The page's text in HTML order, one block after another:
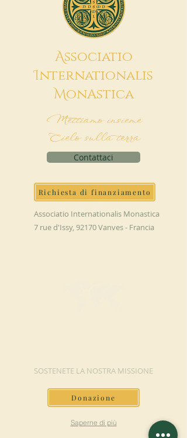
Associatio
Internationalis
MonAstica
Mettiamo insieme
Cielo sulla terra
Contattaci
Richiesta di finanziamento
Associatio Internationalis Monastica
7 rue d'Issy, 92170 Vanves - Francia
SOSTENETE LA NOSTRA MISSIONE
Donazione
Saperne di più